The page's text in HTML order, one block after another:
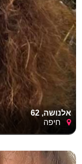
אלנושה, 62
חיפה